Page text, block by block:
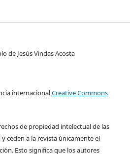
de Jesús Vindas Acosta
internacionalCreative Commons
de propiedad intelectual de las
y ceden a la revista únicamente el
Esto significa que los autores